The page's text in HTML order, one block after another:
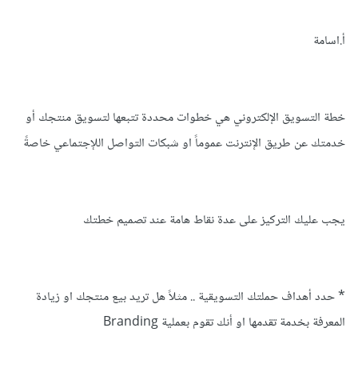
أ.اسامة
خطة التسويق الإلكتروني هي خطوات محددة تتبعها لتسويق منتجك أو
خدمتك عن طريق الإنترنت عموماً او شبكات التواصل اللإجتماعي خاصةً
يجب عليك التركيز على عدة نقاط هامة عند تصميم خطتك
* حدد أهداف حملتك التسويقية .. مثلاً هل تريد بيع منتجك او زيادة
المعرفة بخدمة تقدمها او أنك تقوم بعملية Branding